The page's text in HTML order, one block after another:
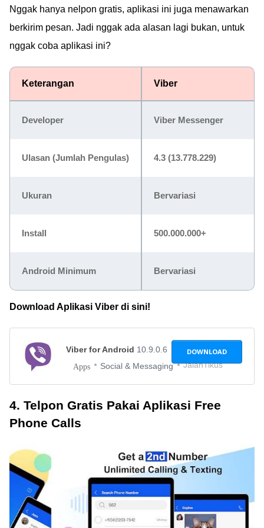
Nggak hanya nelpon gratis, aplikasi ini juga menawarkan
berkirim pesan. Jadi nggak ada alasan lagi bukan, untuk
nggak coba aplikasi ini?
Keterangan Viber
Developer Viber Messenger
Ulasan (Jumlah Pengulas) 4.3 (13.778.229)
Ukuran Bervariasi
Install 500.000.000+
Android Minimum Bervariasi
Download Aplikasi Viber di sini!
Viber for Android 10.9.0.6
Apps Social & Messaging JalanTikus
DOWNLOAD
4. Telpon Gratis Pakai Aplikasi Free
Phone Calls